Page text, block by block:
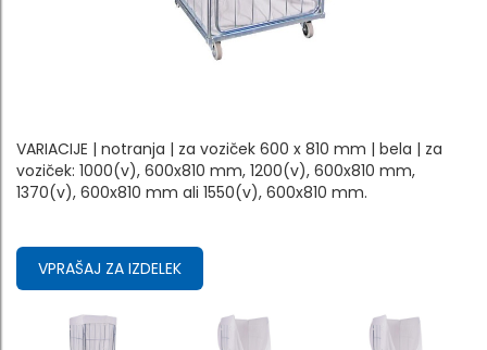
VARIACIJE | notranja | za voziček 600 x 810 mm | bela | za
voziček: 1000(v), 600x810 mm, 1200(v), 600x810 mm,
1370(v), 600x810 mm ali 1550(v), 600x810 mm.
VPRAŠAJ ZA IZDELEK